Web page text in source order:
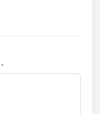
*